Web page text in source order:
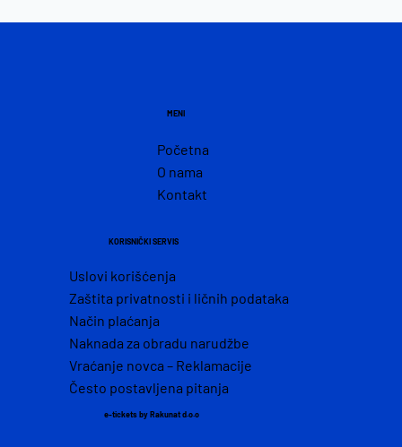
MENI
Početna
O nama
Kontakt
KORISNIČKI SERVIS
Uslovi korišćenja
Zaštita privatnosti i ličnih podataka
Način plaćanja
Naknada za obradu narudžbe
Vraćanje novca – Reklamacije
Često postavljena pitanja
e-tickets by Rakunat d.o.o